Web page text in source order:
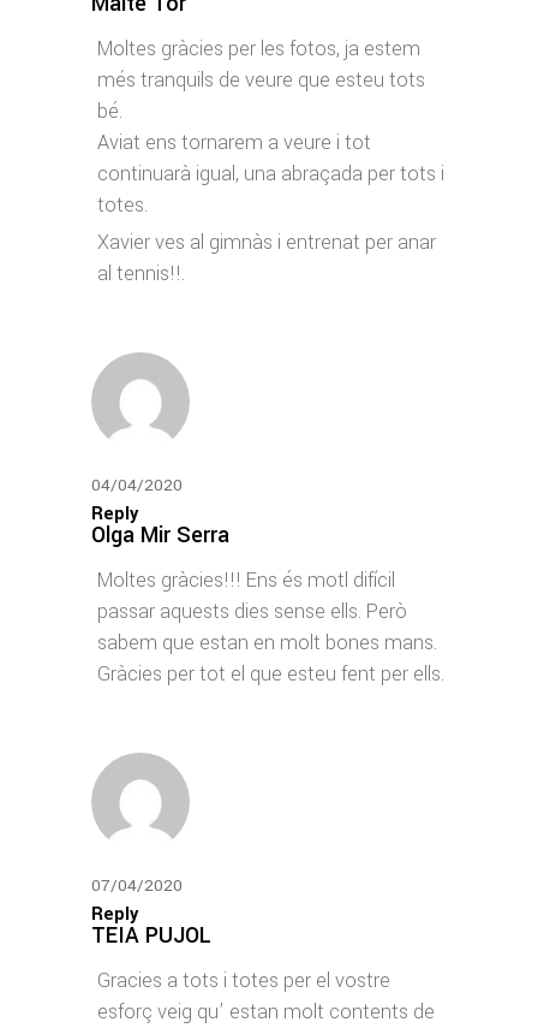
Moltes gràcies per les fotos, ja estem
més tranquils de veure que esteu tots
bé.
Aviat ens tornarem a veure i tot
continuarà igual, una abraçada per tots i
totes.
Xavier ves al gimnàs i entrenat per anar
al tennis!!.
04/04/2020
Reply
Olga Mir Serra
Moltes gràcies!!! Ens és motl difícil
passar aquests dies sense ells. Però
sabem que estan en molt bones mans.
Gràcies per tot el que esteu fent per ells.
07/04/2020
Reply
TEIA PUJOL
Gracies a tots i totes per el vostre
esforç veig qu’ estan molt contents de